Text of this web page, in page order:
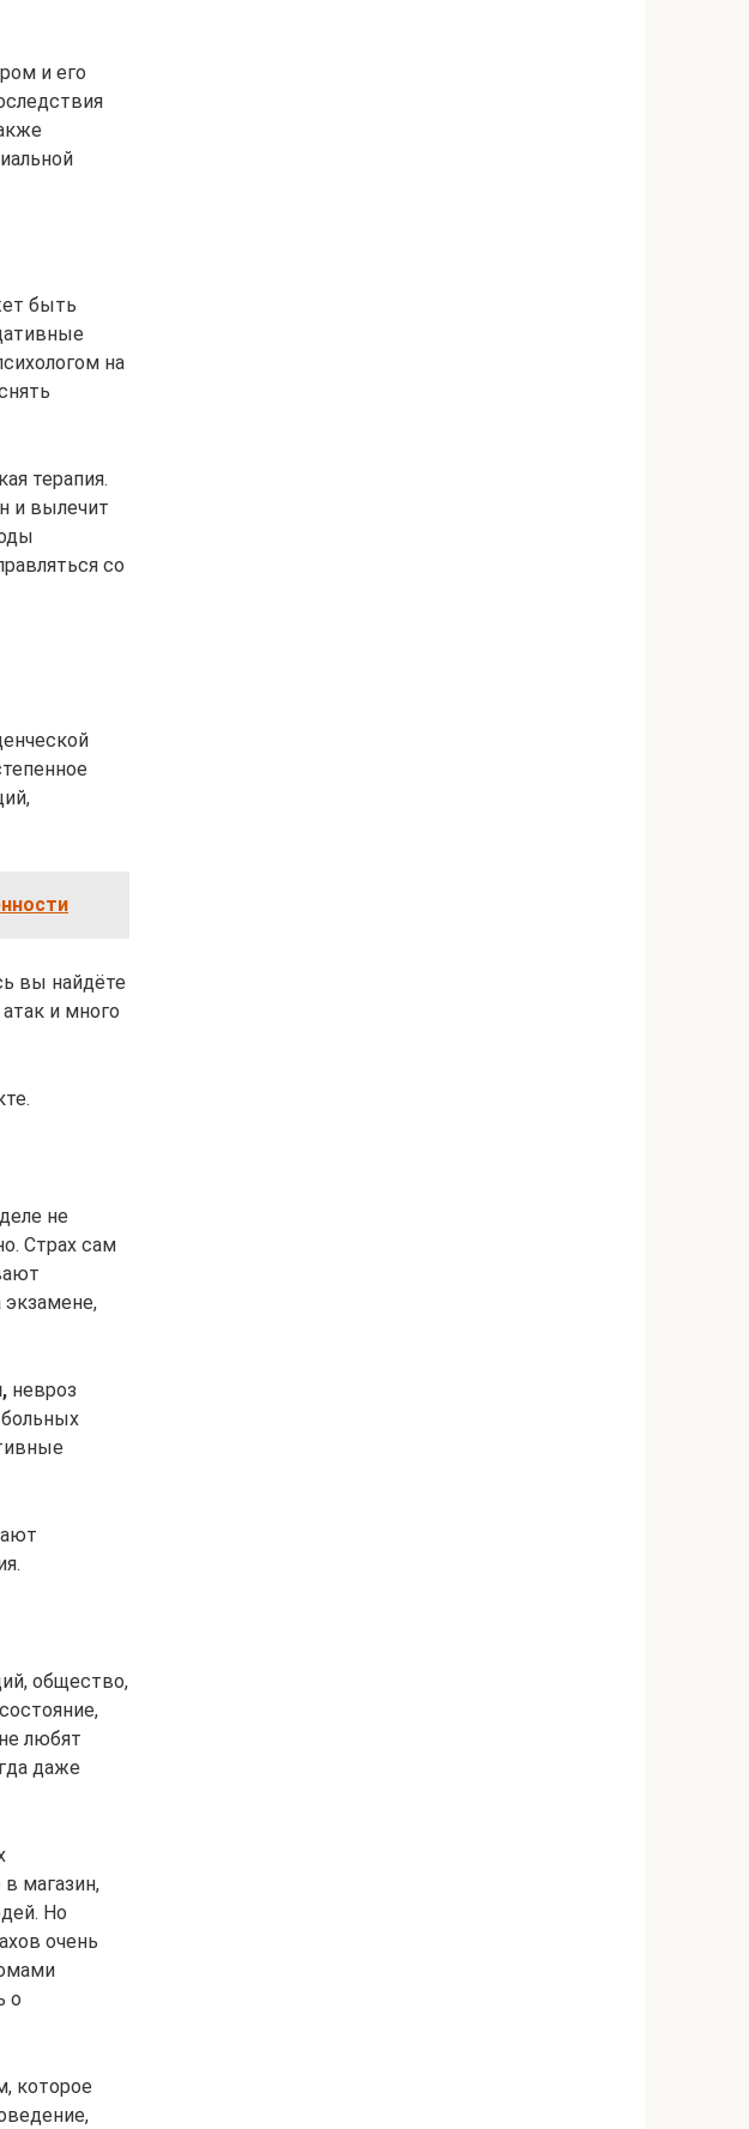
и его
быть
на
терапия.
и вылечит
со
вы найдёте
и много
не
Страх сам
экзамене,
невроз
общество,
любят
даже
магазин,
Но
очень
о
которое